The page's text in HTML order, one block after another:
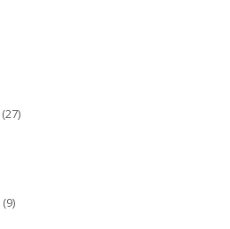
27
9